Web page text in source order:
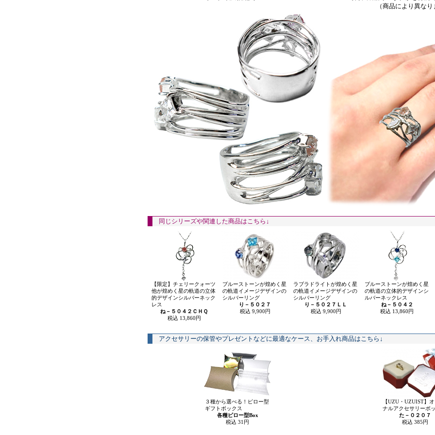
（商品により異な
同じシリーズや関連した商品はこちら↓
【限定】チェリークォーツ
他が煌めく星の軌道の立体
的デザインシルバーネック
レス
ね－５０４２ＣＨＱ
税込 13,860円
ブルーストーンが煌めく星
の軌道イメージデザインの
シルバーリング
り－５０２７
税込 9,900円
ラブラドライトが煌めく星
の軌道イメージデザインの
シルバーリング
り－５０２７ＬＬ
税込 9,900円
ブルーストーンが煌めく星
の軌道の立体的デザインシ
ルバーネックレス
ね－５０４２
税込 13,860円
アクセサリーの保管やプレゼントなどに最適なケース、お手入れ商品はこちら↓
３種から選べる！ピロー型
ギフトボックス
各種ピロー型Box
税込 31円
【UZU・UZUIST】
ナルアクセサリーボ
た－０２０７
税込 385円